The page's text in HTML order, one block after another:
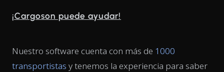
¡Cargoson puede ayudar!
Nuestro software cuenta con más de 1000
transportistas y tenemos la experiencia para saber